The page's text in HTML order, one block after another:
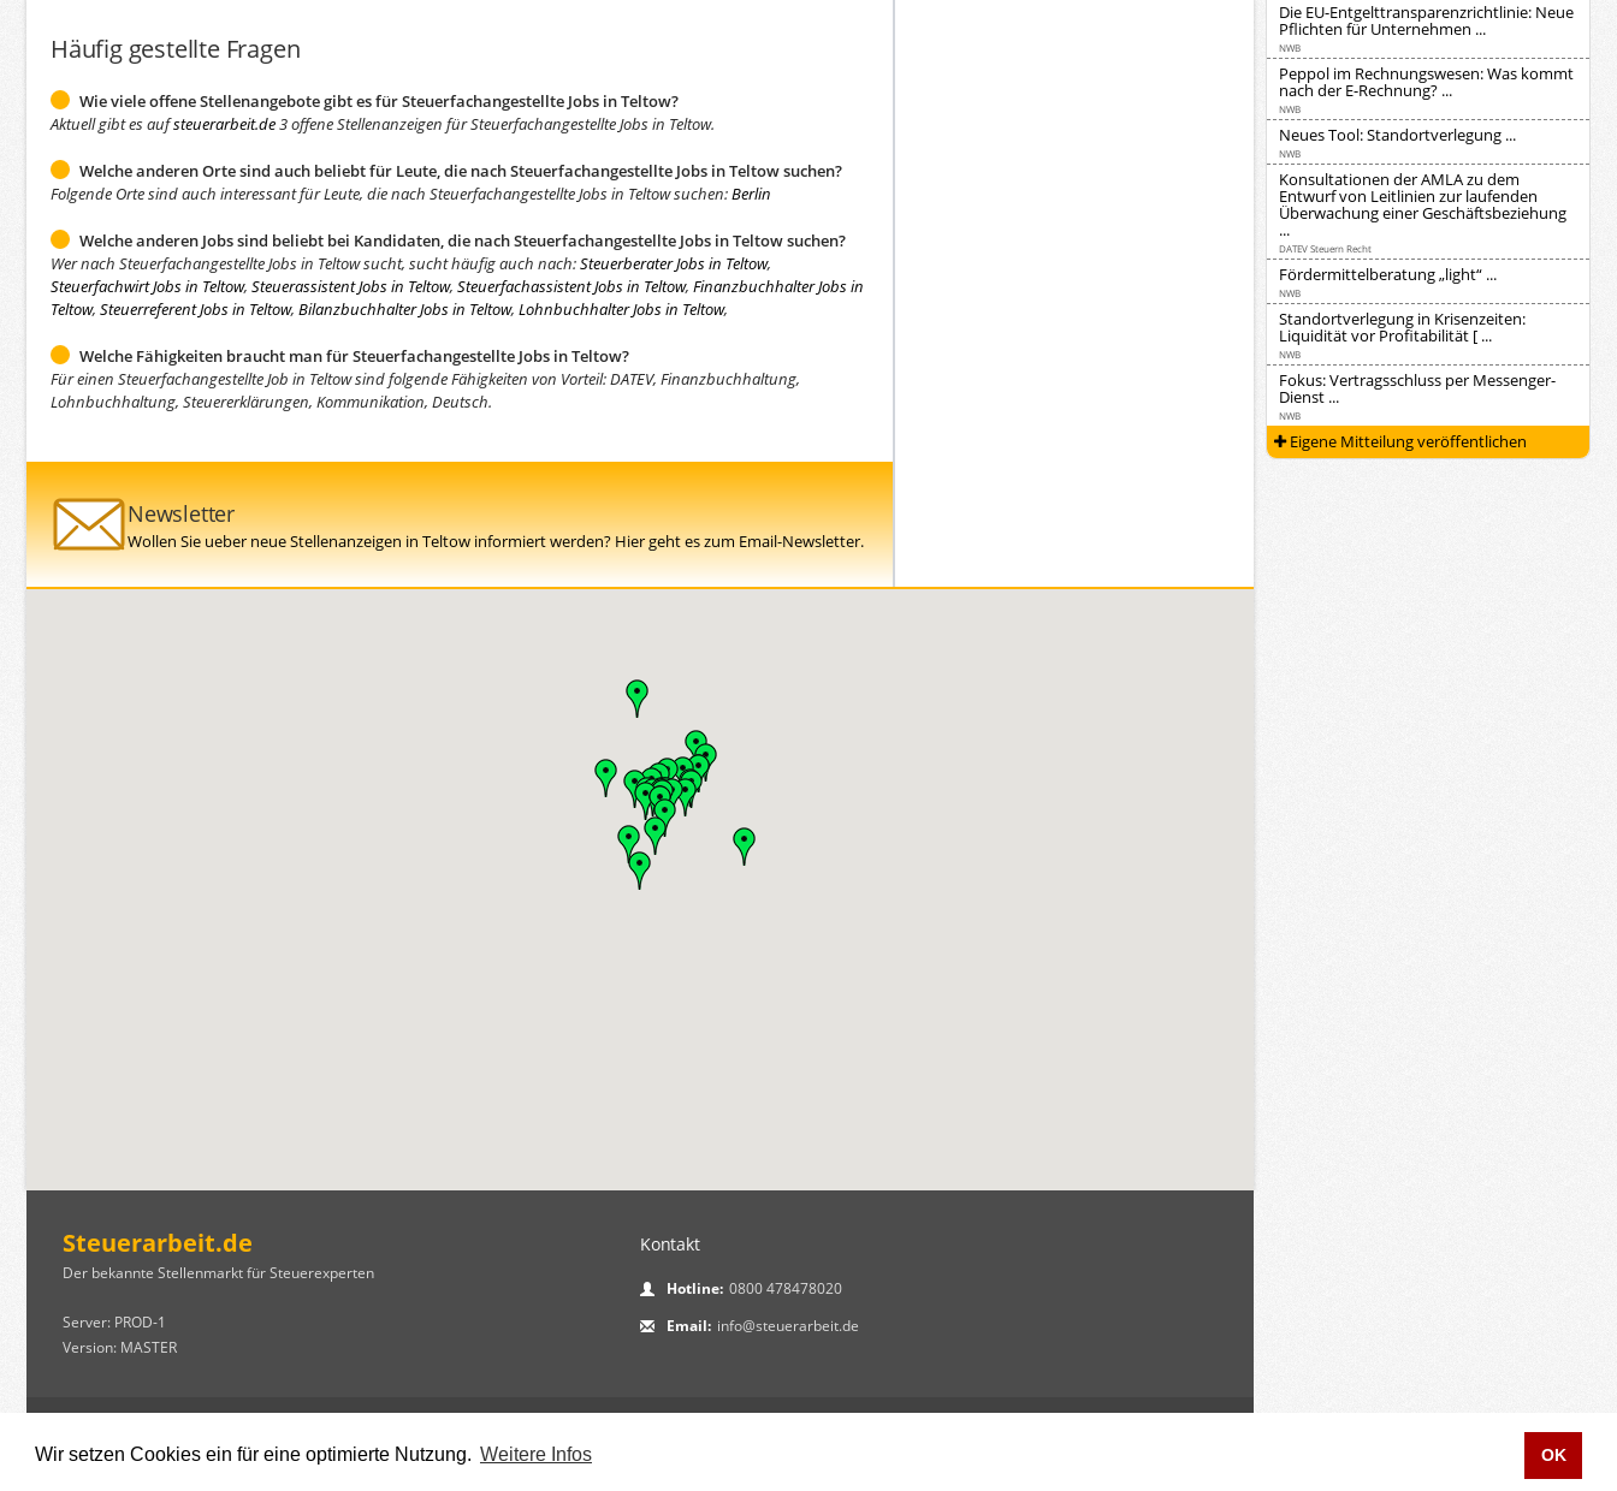
Wir setzen Cookies ein für eine optimierte Nutzung. Weitere Infos OK
Häufig gestellte Fragen
Wie viele offene Stellenangebote gibt es für Steuerfachangestellte Jobs in Teltow?
Aktuell gibt es aufsteuerarbeit.de3 offene Stellenanzeigen für Steuerfachangestellte Jobs in Teltow.
Welche anderen Orte sind auch beliebt für Leute, die nach Steuerfachangestellte Jobs in Teltow suchen?
Folgende Orte sind auch interessant für Leute, die nach Steuerfachangestellte Jobs in Teltow suchen:Berlin
Welche anderen Jobs sind beliebt bei Kandidaten, die nach Steuerfachangestellte Jobs in Teltow suchen?
Wer nach Steuerfachangestellte Jobs in Teltow sucht, sucht häufig auch nach:Steuerberater Jobs in Teltow,
Steuerfachwirt Jobs in Teltow, Steuerassistent Jobs in Teltow, Steuerfachassistent Jobs in Teltow, Finanzbuchhalter Jobs in
Teltow, Steuerreferent Jobs in Teltow, Bilanzbuchhalter Jobs in Teltow, Lohnbuchhalter Jobs in Teltow,
Welche Fähigkeiten braucht man für Steuerfachangestellte Jobs in Teltow?
Für einen Steuerfachangestellte Job in Teltow sind folgende Fähigkeiten von Vorteil: DATEV, Finanzbuchhaltung,
Lohnbuchhaltung, Steuererklärungen, Kommunikation, Deutsch.
Newsletter
Wollen Sie ueber neue Stellenanzeigen in Teltow informiert werden? Hier geht es zum Email-Newsletter.
Steuerarbeit.de
Der bekannte Stellenmarkt für Steuerexperten
Server: PROD-1
Version: MASTER
Kontakt
Hotline: 0800 478478020
Email: info@steuerarbeit.de
Kategorien und Berufsbezeichnungen schließen, unabhängig von ihrer konkreten Benennung, weibliche, männliche als
Die EU-Entgelttransparenzrichtlinie: Neue
Pflichten für Unternehmen ...
NWB
Peppol im Rechnungswesen: Was kommt
nach der E-Rechnung? ...
NWB
Neues Tool: Standortverlegung ...
NWB
Konsultationen der AMLA zu dem
Entwurf von Leitlinien zur laufenden
Überwachung einer Geschäftsbeziehung
...
DATEV Steuern Recht
Fördermittelberatung „light“ ...
NWB
Standortverlegung in Krisenzeiten:
Liquidität vor Profitabilität [ ...
NWB
Fokus: Vertragsschluss per Messenger-
Dienst ...
NWB
Eigene Mitteilung veröffentlichen